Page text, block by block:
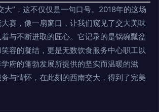
大”，这不仅仅是一句口号。2018年的这场
赛，像一扇窗口，让我们窥见了交大美味
与不断进取的匠心。它记录的是锅碗瓢盆
容的凝结，更是无数饮食服务中心职工以
府的蓬勃发展所提供的坚实而温暖的滋
与情怀，在此刻的西南交大，得到了完美